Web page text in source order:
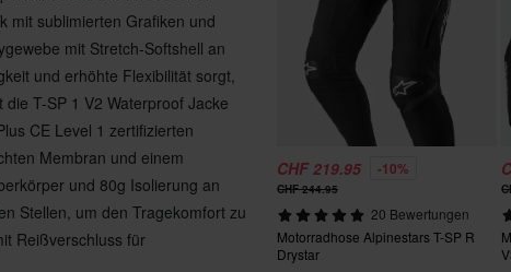
mit sublimierten Grafiken und
mit Stretch-Softshell an
und erhöhte Flexibilität sorgt,
T-SP 1 V2 Waterproof Jacke
CE Level 1 zertifizierten
Membran und einem
und 80g Isolierung an
Stellen, um den Tragekomfort zu
Reißverschluss für
CHF 219.95 -10%
CHF 244.95
20 Bewertungen
Motorradhose Alpinestars T-SP R
Drystar